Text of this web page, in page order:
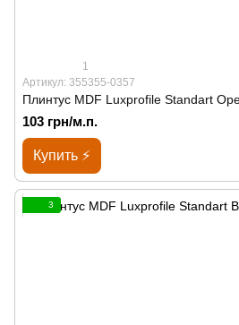
1
Артикул: 355355-0357
Плинтус MDF Luxprofile Standart
103 грн/м.п.
Купить ⚡
3